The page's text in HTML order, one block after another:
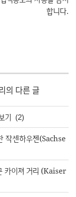
합니다.
의 다른 글
기 (2)
작센하우젠(Sachse
카이져 거리 (Kaiser